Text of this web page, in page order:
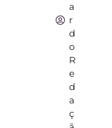
a
r
d
o
R
e
d
a
ç